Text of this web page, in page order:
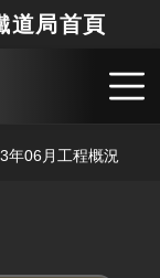
道局首頁
年06月工程概況